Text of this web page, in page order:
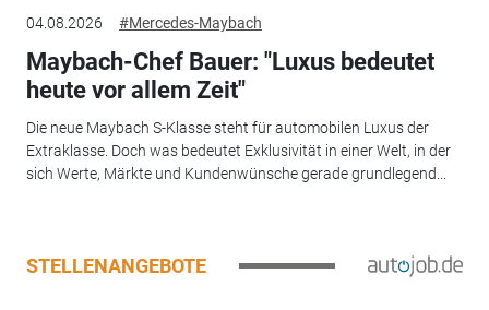
04.08.2026 #Mercedes-Maybach
Maybach-Chef Bauer: "Luxus bedeutet
heute vor allem Zeit"
Die neue Maybach S-Klasse steht für automobilen Luxus der
Extraklasse. Doch was bedeutet Exklusivität in einer Welt, in der
sich Werte, Märkte und Kundenwünsche gerade grundlegend...
STELLENANGEBOTE